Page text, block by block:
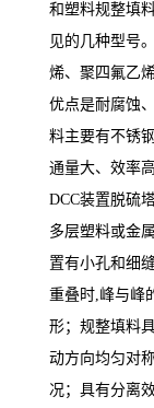
和塑料规整填料
见的几种型号。
烯、聚四氟乙
优点是耐腐蚀
料主要有不锈
通量大、效率高
DCC装置脱硫
多层塑料或金
置有小孔和细
重叠时,峰与峰
形；规整填料
动方向均匀对
况；具有分离